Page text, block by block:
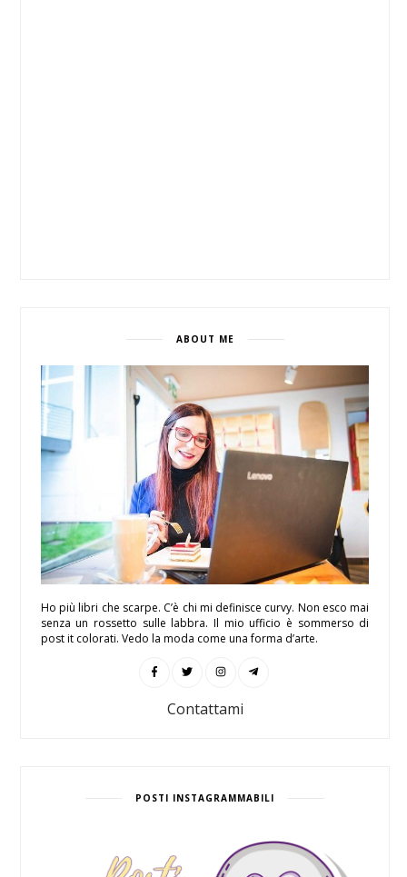
ABOUT ME
Ho più libri che scarpe. C’è chi mi definisce curvy. Non esco mai
senza un rossetto sulle labbra. Il mio ufficio è sommerso di
post it colorati. Vedo la moda come una forma d’arte.
Contattami
POSTI INSTAGRAMMABILI